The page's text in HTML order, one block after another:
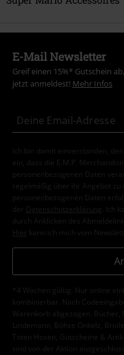
E-Mail Newsletter
Greif einen 15%* Gutschein
jetzt anmeldest! Mehr Infos
Ich bin damit einverstanden,
ein, dass die E.M.P.
personenbezogenen Daten
regelmäßig über ihr Angebot
personenbezogenen Daten
der
Datenschutzerklärung
. Ich
durch Anklicken des
Hier kann ich mich vom
*4 Wochen gültig. Nur online
kombinierbar. Nach
Warenkorb abgezogen.
Lindemann, Böhse Onkelz,
Toten Hosen, Gutscheine &
sind von der Aktion